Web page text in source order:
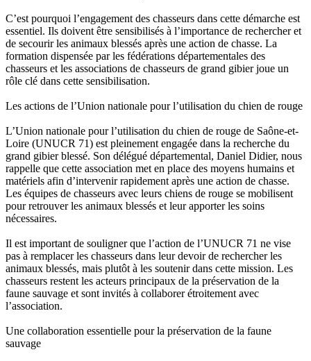
C’est pourquoi l’engagement des chasseurs dans cette démarche est
essentiel. Ils doivent être sensibilisés à l’importance de rechercher et
de secourir les animaux blessés après une action de chasse. La
formation dispensée par les fédérations départementales des
chasseurs et les associations de chasseurs de grand gibier joue un
rôle clé dans cette sensibilisation.
Les actions de l’Union nationale pour l’utilisation du chien de rouge
L’Union nationale pour l’utilisation du chien de rouge de Saône-et-
Loire (UNUCR 71) est pleinement engagée dans la recherche du
grand gibier blessé. Son délégué départemental, Daniel Didier, nous
rappelle que cette association met en place des moyens humains et
matériels afin d’intervenir rapidement après une action de chasse.
Les équipes de chasseurs avec leurs chiens de rouge se mobilisent
pour retrouver les animaux blessés et leur apporter les soins
nécessaires.
Il est important de souligner que l’action de l’UNUCR 71 ne vise
pas à remplacer les chasseurs dans leur devoir de rechercher les
animaux blessés, mais plutôt à les soutenir dans cette mission. Les
chasseurs restent les acteurs principaux de la préservation de la
faune sauvage et sont invités à collaborer étroitement avec
l’association.
Une collaboration essentielle pour la préservation de la faune
sauvage